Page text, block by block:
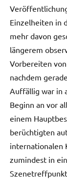
Einzelheiten in
mehr davon
längerem
Vorbereiten
nachdem
Auffällig war in
Beginn an vor
einem
berüchtigten
internationalen
zumindest in